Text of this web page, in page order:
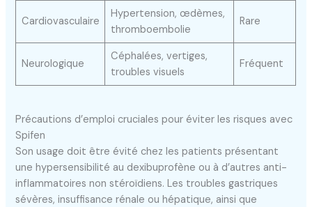
Cardiovasculaire
Hypertension, œdèmes,
thromboembolie
Rare
Neurologique
Céphalées, vertiges,
troubles visuels
Fréquent
Précautions d’emploi cruciales pour éviter les risques avec
Spifen
Son usage doit être évité chez les patients présentant
une hypersensibilité au dexibuprofène ou à d’autres anti-
inflammatoires non stéroïdiens. Les troubles gastriques
sévères, insuffisance rénale ou hépatique, ainsi que